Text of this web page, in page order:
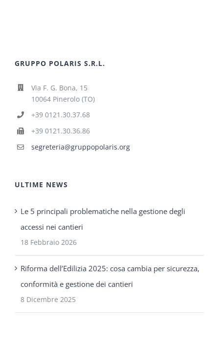
GRUPPO POLARIS S.R.L.
Via F. G. Bona, 15
10064 Pinerolo (TO)
+39 0121.30.37.68
+39 0121.30.36.86
segreteria@gruppopolaris.org
ULTIME NEWS
Le 5 principali problematiche nella gestione degli
accessi nei cantieri
18 Febbraio 2026
Riforma dell’Edilizia 2025: cosa cambia per sicurezza,
conformità e gestione dei cantieri
8 Dicembre 2025